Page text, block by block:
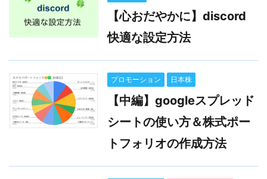
【心おだやかに】discord
快適な設定方法
プロモーション 日本株
【中編】googleスプレッド
シートの使い方＆株式ポー
トフォリオの作成方法